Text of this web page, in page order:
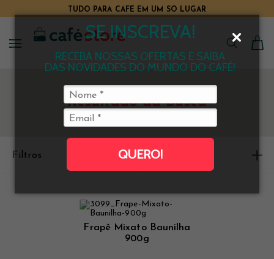
SE INSCREVA!
RECEBA NOSSAS OFERTAS E SAIBA
DAS NOVIDADES DO MUNDO DO CAFÉ!
QUERO!
TUDO PARA CAFÉ EM UM SÓ LUGAR
Resultado da Busca
Filtros Ordenar
Frapê Mixato Baunilha
900g